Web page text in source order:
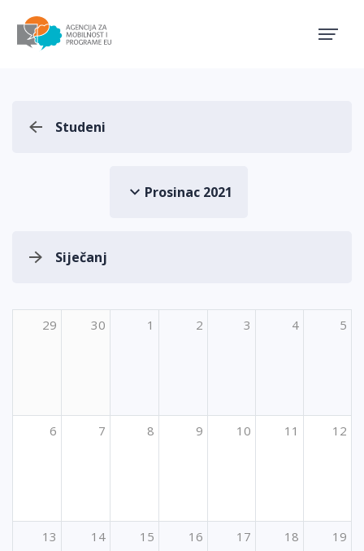
Studeni
Prosinac 2021
Siječanj
29 30 1 2 3 4 5
6 7 8 9 10 11 12
13 14 15 16 17 18 19